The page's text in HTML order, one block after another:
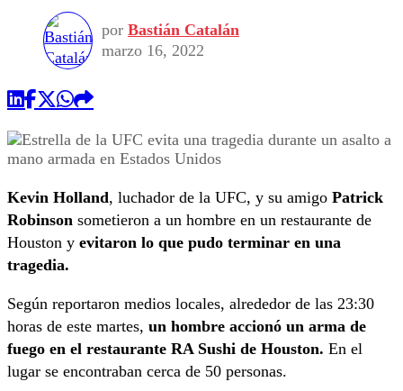
por Bastián Catalán
marzo 16, 2022
Kevin Holland, luchador de la UFC, y su amigo Patrick
Robinson sometieron a un hombre en un restaurante de
Houston y evitaron lo que pudo terminar en una
tragedia.
Según reportaron medios locales, alrededor de las 23:30
horas de este martes, un hombre accionó un arma de
fuego en el restaurante RA Sushi de Houston. En el
lugar se encontraban cerca de 50 personas.